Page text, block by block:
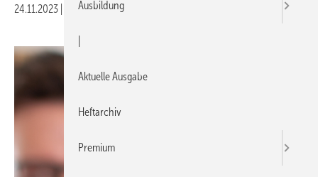
24.11.2023 Druckvorschau
Ausbildung
Aktuelle Ausgabe
Heftarchiv
Premium